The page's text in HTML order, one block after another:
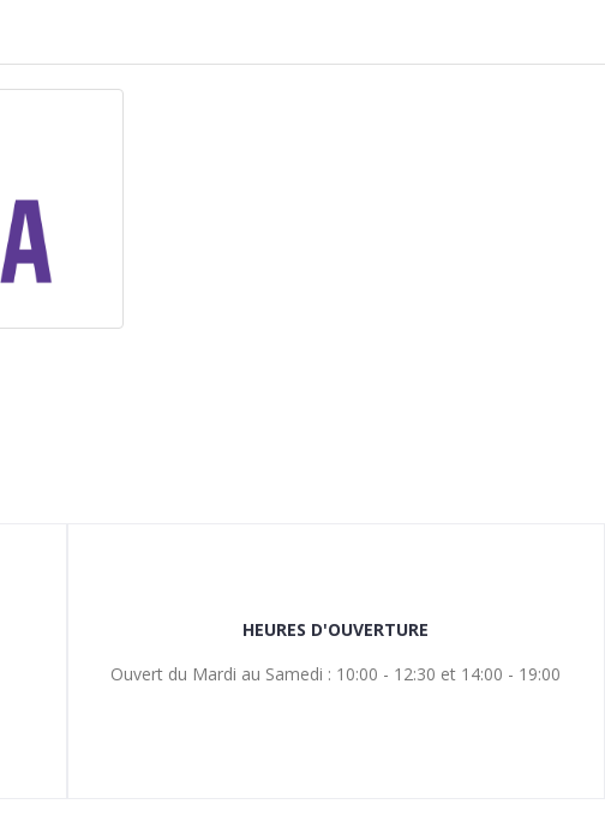
HEURES D'OUVERTURE
Ouvert du Mardi au Samedi : 10:00 - 12:30 et 14:00 - 19:00